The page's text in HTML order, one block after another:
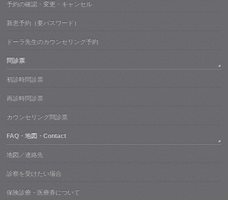
予約の確認・変更・キャンセル
新患予約（要パスワード）
ドーラ先生のカウンセリング予約
問診票
初診時問診票
再診時問診票
カウンセリング問診票
FAQ・地図・Contact
地図／連絡先
診察を受けたい場合
保険診療・医療券について